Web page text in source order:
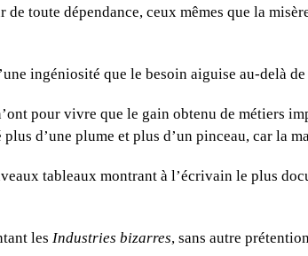
toute dépendance, ceux mêmes que la
ingéniosité que le besoin aiguise au-delà
pour vivre que le gain obtenu de métiers
d’une plume et plus d’un pinceau, car la
tableaux montrant à l’écrivain le plus
les Industries bizarres, sans autre